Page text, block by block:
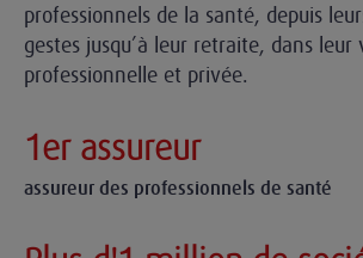
professionnels de la santé, depuis
gestes jusqu’à leur retraite, dans leur
professionnelle et privée.
1er assureur
assureur des professionnels de santé